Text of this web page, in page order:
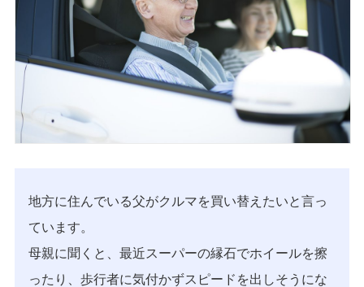
地方に住んでいる父がクルマを買い替えたいと言っ
ています。
母親に聞くと、最近スーパーの縁石でホイールを擦
ったり、歩行者に気付かずスピードを出しそうにな